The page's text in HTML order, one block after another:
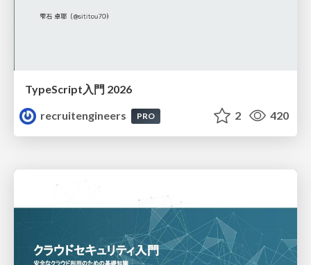
TypeScript入門 2026
recruitengineers
PRO 2 420